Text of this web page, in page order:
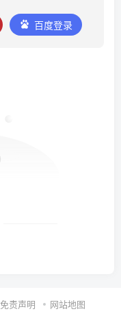
百度登录
免责声明 网站地图